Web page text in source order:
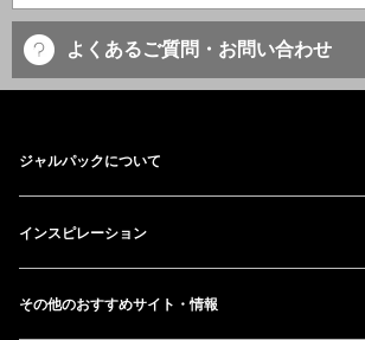
よくあるご質問・お問い合わせ
ジャルパックについて
インスピレーション
その他のおすすめサイト・情報